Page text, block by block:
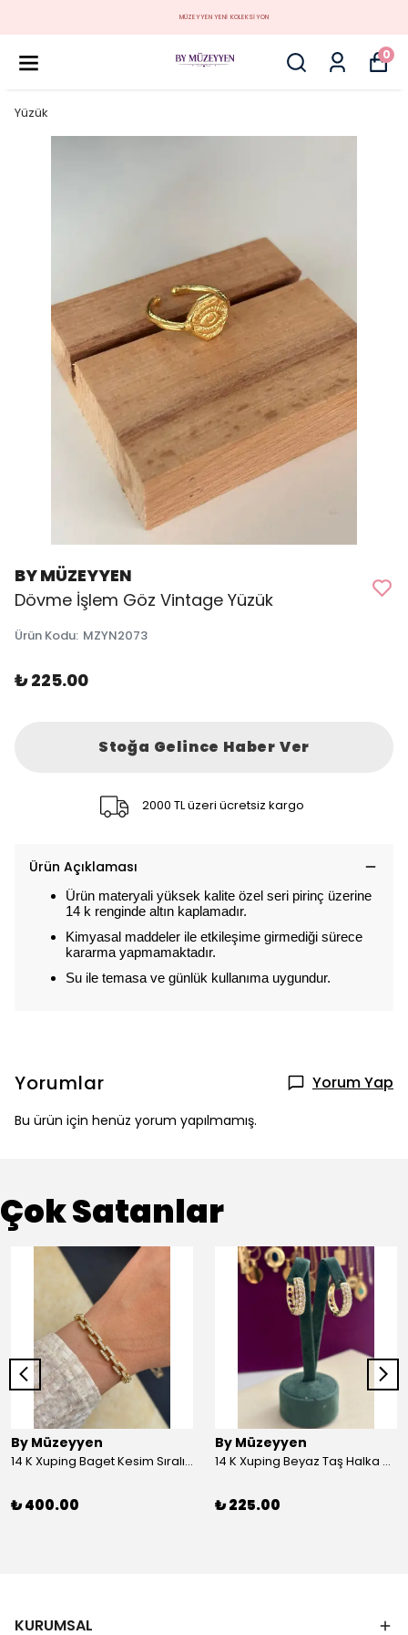
MÜZEYYEN YENİ KOLEKSİYON
0
Yüzük
BY MÜZEYYEN
Dövme İşlem Göz Vintage Yüzük
Ürün Kodu: MZYN2073
₺ 225.00
Stoğa Gelince Haber Ver
2000 TL üzeri ücretsiz kargo
Ürün Açıklaması
Ürün materyali yüksek kalite özel seri pirinç üzerine
14 k renginde altın kaplamadır.
Kimyasal maddeler ile etkileşime girmediği sürece
kararma yapmamaktadır.
Su ile temasa ve günlük kullanıma uygundur.
Yorumlar Yorum Yap
Bu ürün için henüz yorum yapılmamış.
Çok Satanlar
By Müzeyyen
14 K Xuping Baget Kesim Sıralı Bileklik
₺ 400.00
By Müzeyyen
14 K Xuping Beyaz Taş Halka Küpe
₺ 225.00
KURUMSAL